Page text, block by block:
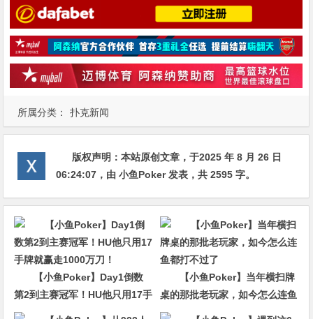
所属分类： 扑克新闻
版权声明：本站原创文章，于2025 年 8 月 26 日
06:24:07 ，由小鱼Poker发表，共 2595 字。
【小鱼Poker】Day1倒数
第2到主赛冠军！HU他只用17手
牌就赢走1000万刀！
【小鱼Poker】当年横扫牌
桌的那批老玩家，如今怎么连鱼
都打不过了